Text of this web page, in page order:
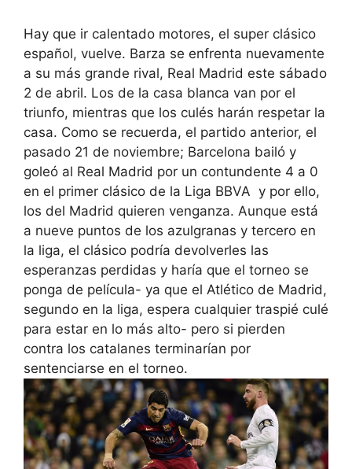
Hay que ir calentado motores, el super clásico
español, vuelve. Barza se enfrenta nuevamente
a su más grande rival, Real Madrid este sábado
2 de abril. Los de la casa blanca van por el
triunfo, mientras que los culés harán respetar la
casa. Como se recuerda, el partido anterior, el
pasado 21 de noviembre; Barcelona bailó y
goleó al Real Madrid por un contundente 4 a 0
en el primer clásico de la Liga BBVA y por ello,
los del Madrid quieren venganza. Aunque está
a nueve puntos de los azulgranas y tercero en
la liga, el clásico podría devolverles las
esperanzas perdidas y haría que el torneo se
ponga de película- ya que el Atlético de Madrid,
segundo en la liga, espera cualquier traspié culé
para estar en lo más alto- pero si pierden
contra los catalanes terminarían por
sentenciarse en el torneo.